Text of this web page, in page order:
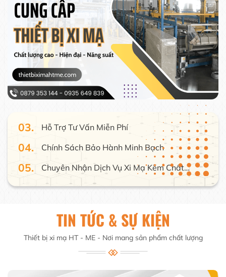
04. Chính Sách Bảo Hành Minh Bạch
05.
Chuyên Nhận Dịch Vụ Xi Mạ Kẽm Chất
Lượng Cao
06.
Đảm Bảo Chất Lượng Và Thời Gian Hoàn
Thành
01.
Đội Ngũ Chuyên Gia Kinh Nghiệm Và Trang
Thiết Bị Hiện Đại
02. Giá Cả Cạnh Tranh
04. Chính Sách Bảo Hành Minh Bạch
05.
Chuyên Nhận Dịch Vụ Xi Mạ Kẽm Chất
06.
Đảm Bảo Chất Lượng Và Thời Gian Hoàn
Thành
01.
Đội Ngũ Chuyên Gia Kinh Nghiệm Và Trang
Giá Cả Cạnh Tranh
Hỗ Trợ Tư Vấn Miễn Phí
TIN TỨC & SỰ KIỆN
Thiết bị xi mạ HT - ME - Nơi mang sản phẩm chất lượng